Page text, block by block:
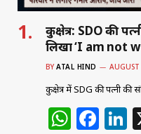
कुरुक्षेत्र: SDO की
लिखा ‘I am not
BY ATAL HIND
कुरुक्षेत्र में SDG की पत्नी की
W F